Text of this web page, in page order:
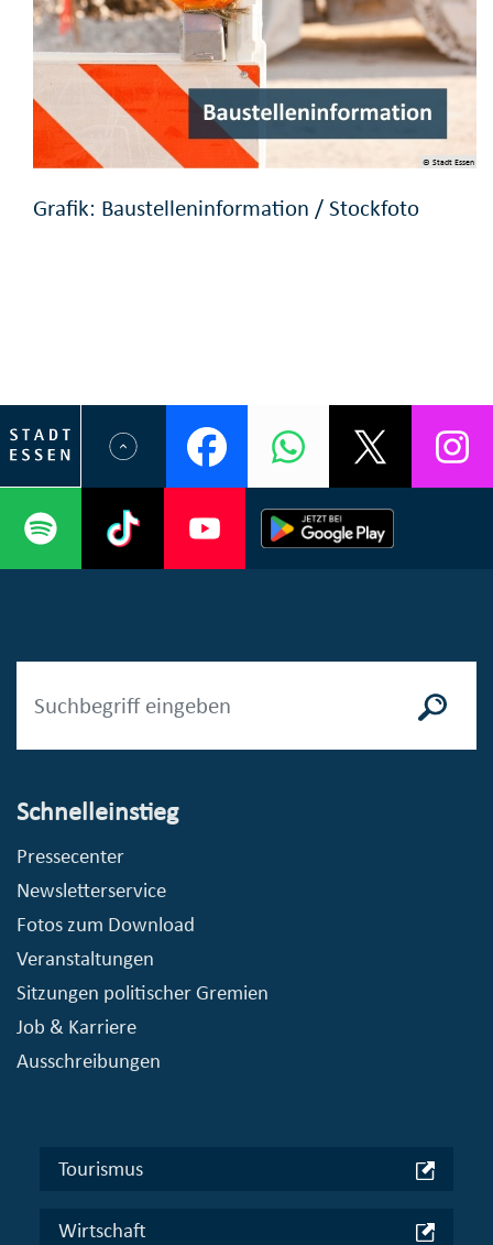
© Stadt Essen
Grafik: Baustelleninformation / Stockfoto
Schnelleinstieg
Pressecenter
Newsletterservice
Fotos zum Download
Veranstaltungen
Sitzungen politischer Gremien
Job & Karriere
Ausschreibungen
Tourismus
Wirtschaft